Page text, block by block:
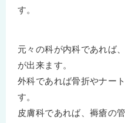
す。
元々の科が内科であれば
が出来ます。
外科であれば骨折やナー
す。
皮膚科であれば、褥瘡の